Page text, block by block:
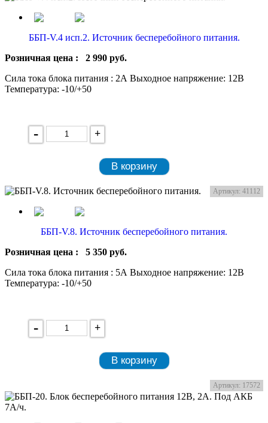
ББП-V.4 исп.2. Источник бесперебойного питания.
Розничная цена : 2 990 руб.
Сила тока блока питания : 2А Выходное напряжение: 12В
Температура: -10/+50
- +
В корзину
Артикул: 41112
ББП-V.8. Источник бесперебойного питания.
Розничная цена : 5 350 руб.
Сила тока блока питания : 5А Выходное напряжение: 12В
Температура: -10/+50
- +
В корзину
Артикул: 17572